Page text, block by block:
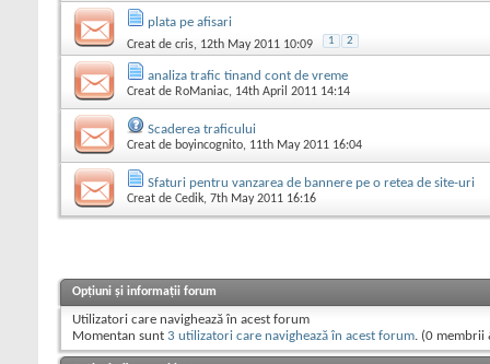
plata pe afisari
Creat de cris, 12th May 2011 10:09 1 2
analiza trafic tinand cont de vreme
Creat de RoManiac, 14th April 2011 14:14
Scaderea traficului
Creat de boyincognito, 11th May 2011 16:04
Sfaturi pentru vanzarea de bannere pe o retea de site-uri
Creat de Cedik, 7th May 2011 16:16
Opțiuni și informații forum
Utilizatori care navighează în acest forum
Momentan sunt 3 utilizatori care navighează în acest forum. (0 membrii